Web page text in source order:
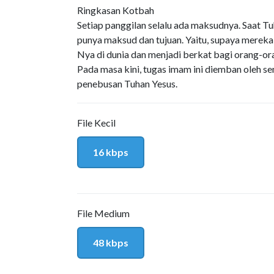
Ringkasan Kotbah
Setiap panggilan selalu ada maksudnya. Saat
punya maksud dan tujuan. Yaitu, supaya
Nya di dunia dan menjadi berkat bagi orang-
Pada masa kini, tugas imam ini diemban oleh
penebusan Tuhan Yesus.
File Kecil
16 kbps
File Medium
48 kbps